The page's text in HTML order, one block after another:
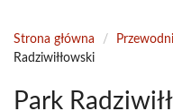
Strona główna /
Radziwiłłowski
Park